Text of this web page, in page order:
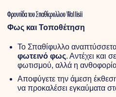
Φροντίδα του Σπαθίφυλλου Wallisii
Φως και Τοποθέτηση
Το Σπαθίφυλλο
φωτεινό φως. Αντέχει και
φωτισμού, αλλά η ανθοφορία
Αποφύγετε την άμεση
να προκαλέσει εγκαύματα